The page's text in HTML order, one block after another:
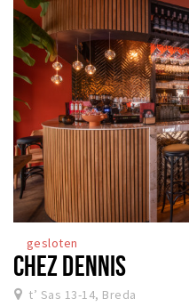
gesloten
CHEZ DENNIS
t’ Sas 13-14, Breda